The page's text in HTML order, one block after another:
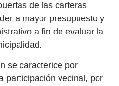
de las carteras
a mayor presupuesto y
a fin de evaluar la
se caracterice por
participación vecinal, por